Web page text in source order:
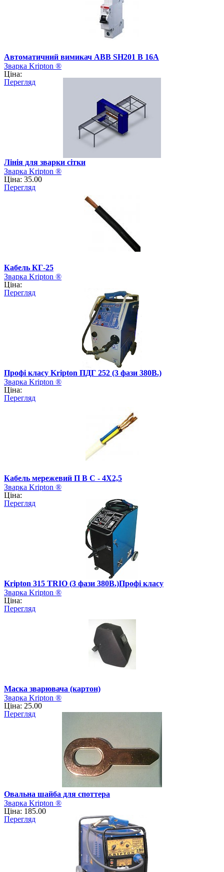
Автоматичний вимикач АВВ SH201 B 16А
Зварка Kripton ®
Ціна:
Перегляд
Лінія для зварки сітки
Зварка Kripton ®
Ціна: 35.00
Перегляд
Кабель КГ-25
Зварка Kripton ®
Ціна:
Перегляд
Профі класу Kripton ПДГ 252 (3 фази 380В.)
Зварка Kripton ®
Ціна:
Перегляд
Кабель мережевий П В С - 4Х2,5
Зварка Kripton ®
Ціна:
Перегляд
Kripton 315 TRIO (3 фази 380В.)Профі класу
Зварка Kripton ®
Ціна:
Перегляд
Маска зварювача (картон)
Зварка Kripton ®
Ціна: 25.00
Перегляд
Овальна шайба для споттера
Зварка Kripton ®
Ціна: 185.00
Перегляд